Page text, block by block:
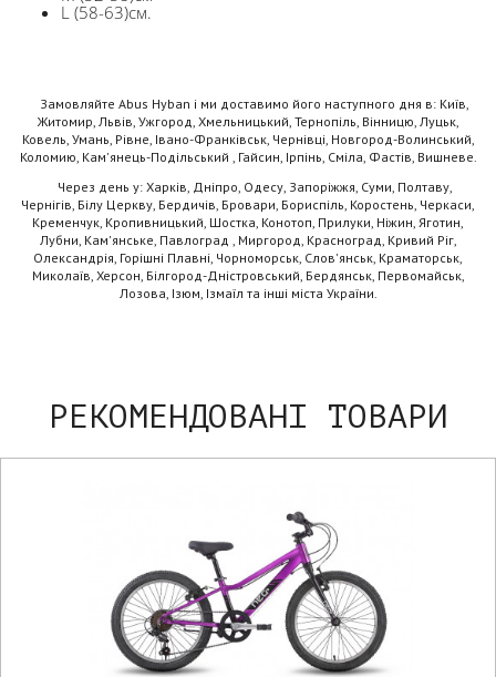
L (58-63)см.
Замовляйте Abus Hyban і ми доставимо його наступного дня в: Київ,
Житомир, Львів, Ужгород, Хмельницький, Тернопіль, Вінницю, Луцьк,
Ковель, Умань, Рівне, Івано-Франківськ, Чернівці, Новгород-Волинський,
Коломию, Кам'янець-Подільський , Гайсин, Ірпінь, Сміла, Фастів, Вишневе.
Через день у: Харків, Дніпро, Одесу, Запоріжжя, Суми, Полтаву,
Чернігів, Білу Церкву, Бердичів, Бровари, Бориспіль, Коростень, Черкаси,
Кременчук, Кропивницький, Шостка, Конотоп, Прилуки, Ніжин, Яготин,
Лубни, Кам'янське, Павлоград , Миргород, Красноград, Кривий Ріг,
Олександрія, Горішні Плавні, Чорноморськ, Слов'янськ, Краматорськ,
Миколаїв, Херсон, Білгород-Дністровський, Бердянськ, Первомайськ,
Лозова, Ізюм, Ізмаїл та інші міста України.
РЕКОМЕНДОВАНІ ТОВАРИ